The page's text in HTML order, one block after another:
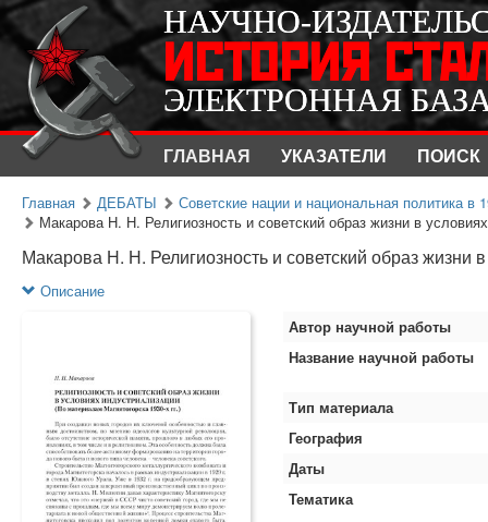
НАУЧНО-
ИСТОРИЯ
ЭЛЕКТРОННАЯ
ГЛАВНАЯ УКАЗАТЕЛИ ПОИСК
НАУЧНО-
ИСТОРИЯ
ЭЛЕКТРОННАЯ
Главная ДЕБАТЫ
Советские нации и национальная политика в
Макарова Н. Н. Религиозность и советский образ жизни в
Макарова Н. Н. Религиозность и советский образ жизни
Описание
Автор научной работы
Название научной работы
Тип материала
География
Даты
Тематика